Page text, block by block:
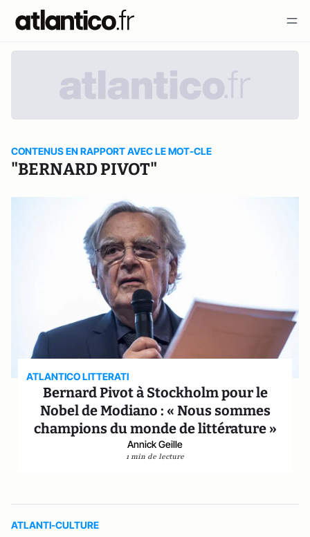
CONTENUS EN RAPPORT AVEC LE MOT-CLE
"BERNARD PIVOT"
ATLANTICO LITTERATI
Bernard Pivot à Stockholm pour le
Nobel de Modiano : « Nous sommes
champions du monde de littérature »
Annick Geille
1 min de lecture
ATLANTI-CULTURE